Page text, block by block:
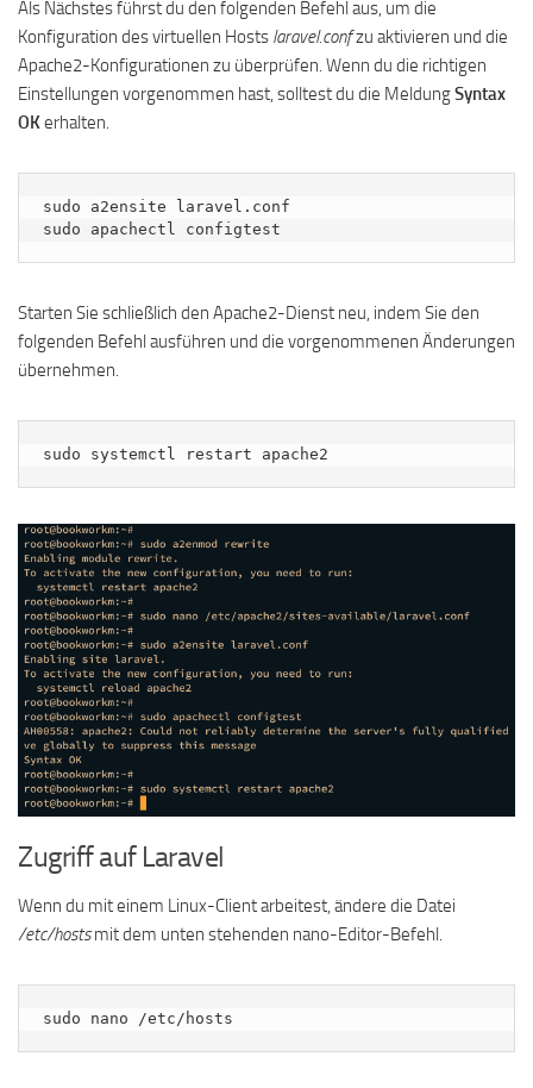
Als Nächstes führst du den folgenden Befehl aus, um die
Konfiguration des virtuellen Hosts laravel.confzu aktivieren und die
Apache2-Konfigurationen zu überprüfen. Wenn du die richtigen
Einstellungen vorgenommen hast, solltest du die MeldungSyntax
OKerhalten.
sudo a2ensite laravel.conf
sudo apachectl configtest
Starten Sie schließlich den Apache2-Dienst neu, indem Sie den
folgenden Befehl ausführen und die vorgenommenen Änderungen
übernehmen.
sudo systemctl restart apache2
Zugriff auf Laravel
Wenn du mit einem Linux-Client arbeitest, ändere die Datei
/etc/hostsmit dem unten stehenden nano-Editor-Befehl.
sudo nano /etc/hosts